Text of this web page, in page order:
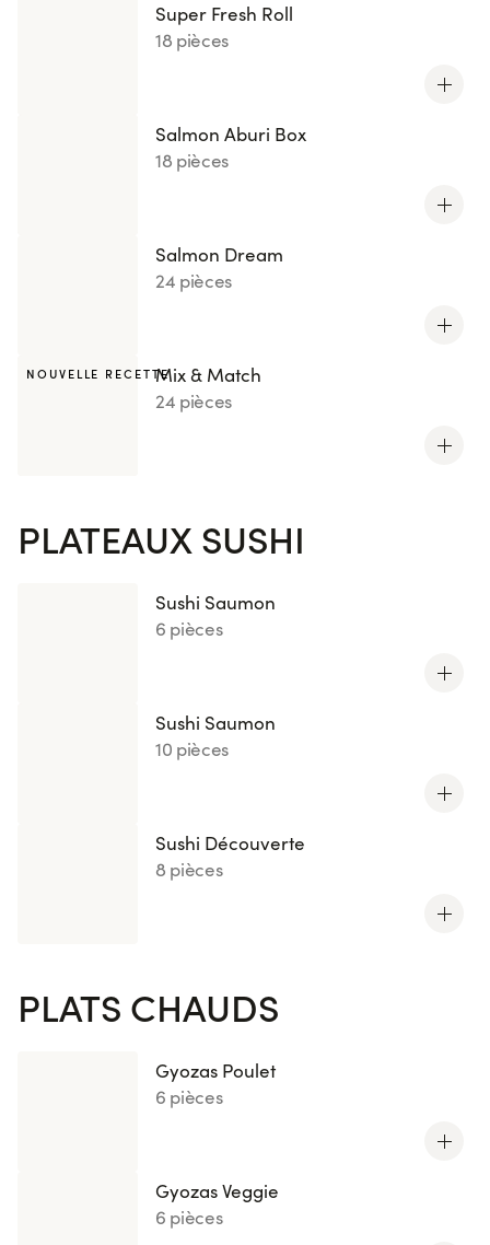
Super Fresh Roll
18 pièces
Salmon Aburi Box
18 pièces
Salmon Dream
24 pièces
NOUVELLE RECETTEMix & Match
24 pièces
PLATEAUX SUSHI
Sushi Saumon
6 pièces
Sushi Saumon
10 pièces
Sushi Découverte
8 pièces
PLATS CHAUDS
Gyozas Poulet
6 pièces
Gyozas Veggie
6 pièces